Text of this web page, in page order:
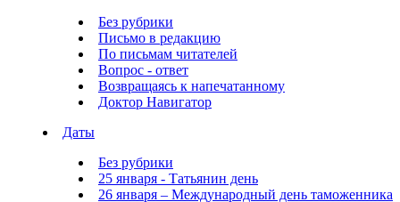
Без рубрики
Письмо в редакцию
По письмам читателей
Вопрос - ответ
Возвращаясь к напечатанному
Доктор Навигатор
Даты
Без рубрики
25 января - Татьянин день
26 января – Международный день таможенника